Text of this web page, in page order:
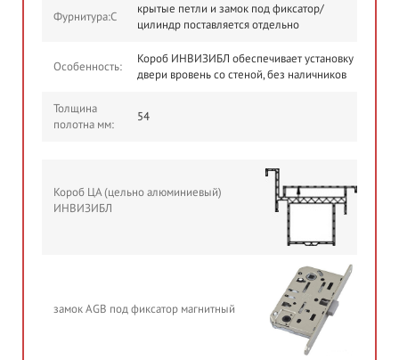
Фурнитура:С
крытые петли и замок под фиксатор/
цилиндр поставляется отдельно
Особенность:
Короб ИНВИЗИБЛ обеспечивает установку
двери вровень со стеной, без наличников
Толщина
полотна мм:
54
Короб ЦА (цельно алюминиевый)
ИНВИЗИБЛ
замок AGB под фиксатор магнитный